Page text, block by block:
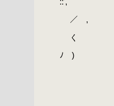
／ ,
,.ｨ':
く
,:': : :
ﾉ )
/: : : :
,': : : :,i:
i: : : : l/
l: : : :/:
|: : :.,':